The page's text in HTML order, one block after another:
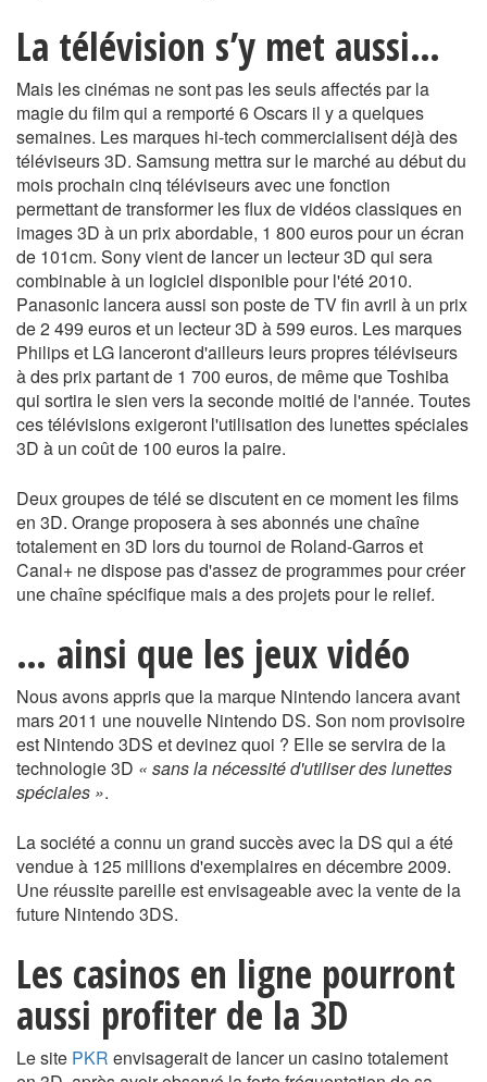
La télévision s’y met aussi…
Mais les cinémas ne sont pas les seuls affectés par la
magie du film qui a remporté 6 Oscars il y a quelques
semaines. Les marques hi-tech commercialisent déjà des
téléviseurs 3D. Samsung mettra sur le marché au début du
mois prochain cinq téléviseurs avec une fonction
permettant de transformer les flux de vidéos classiques en
images 3D à un prix abordable, 1 800 euros pour un écran
de 101cm. Sony vient de lancer un lecteur 3D qui sera
combinable à un logiciel disponible pour l'été 2010.
Panasonic lancera aussi son poste de TV fin avril à un prix
de 2 499 euros et un lecteur 3D à 599 euros. Les marques
Philips et LG lanceront d'ailleurs leurs propres téléviseurs
à des prix partant de 1 700 euros, de même que Toshiba
qui sortira le sien vers la seconde moitié de l'année. Toutes
ces télévisions exigeront l'utilisation des lunettes spéciales
3D à un coût de 100 euros la paire.
Deux groupes de télé se discutent en ce moment les films
en 3D. Orange proposera à ses abonnés une chaîne
totalement en 3D lors du tournoi de Roland-Garros et
Canal+ ne dispose pas d'assez de programmes pour créer
une chaîne spécifique mais a des projets pour le relief.
… ainsi que les jeux vidéo
Nous avons appris que la marque Nintendo lancera avant
mars 2011 une nouvelle Nintendo DS. Son nom provisoire
est Nintendo 3DS et devinez quoi ? Elle se servira de la
technologie 3D « sans la nécessité d'utiliser des lunettes
spéciales ».
La société a connu un grand succès avec la DS qui a été
vendue à 125 millions d'exemplaires en décembre 2009.
Une réussite pareille est envisageable avec la vente de la
future Nintendo 3DS.
Les casinos en ligne pourront
aussi profiter de la 3D
Le site PKR envisagerait de lancer un casino totalement